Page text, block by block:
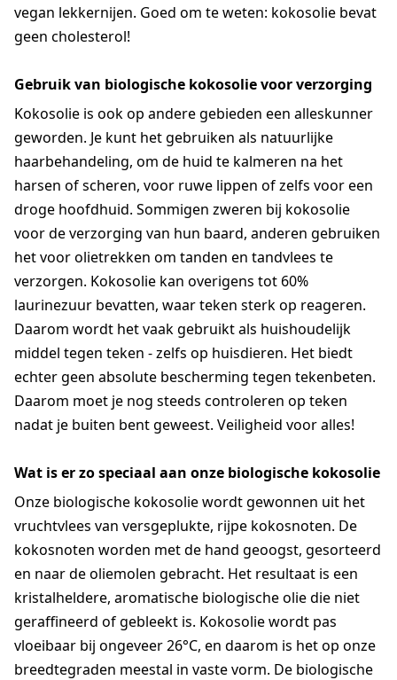
vegan lekkernijen. Goed om te weten: kokosolie bevat
geen cholesterol!
Gebruik van biologische kokosolie voor verzorging
Kokosolie is ook op andere gebieden een alleskunner
geworden. Je kunt het gebruiken als natuurlijke
haarbehandeling, om de huid te kalmeren na het
harsen of scheren, voor ruwe lippen of zelfs voor een
droge hoofdhuid. Sommigen zweren bij kokosolie
voor de verzorging van hun baard, anderen gebruiken
het voor olietrekken om tanden en tandvlees te
verzorgen. Kokosolie kan overigens tot 60%
laurinezuur bevatten, waar teken sterk op reageren.
Daarom wordt het vaak gebruikt als huishoudelijk
middel tegen teken - zelfs op huisdieren. Het biedt
echter geen absolute bescherming tegen tekenbeten.
Daarom moet je nog steeds controleren op teken
nadat je buiten bent geweest. Veiligheid voor alles!
Wat is er zo speciaal aan onze biologische kokosolie
Onze biologische kokosolie wordt gewonnen uit het
vruchtvlees van versgeplukte, rijpe kokosnoten. De
kokosnoten worden met de hand geoogst, gesorteerd
en naar de oliemolen gebracht. Het resultaat is een
kristalheldere, aromatische biologische olie die niet
geraffineerd of gebleekt is. Kokosolie wordt pas
vloeibaar bij ongeveer 26°C, en daarom is het op onze
breedtegraden meestal in vaste vorm. De biologische